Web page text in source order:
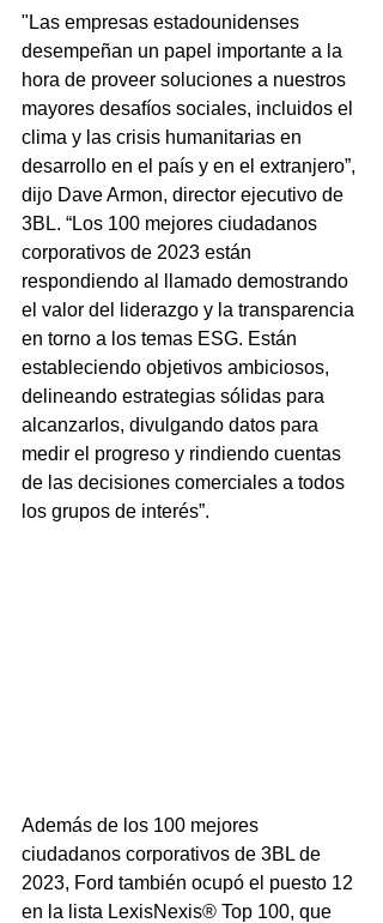
"Las empresas estadounidenses
desempeñan un papel importante a la
hora de proveer soluciones a nuestros
mayores desafíos sociales, incluidos el
clima y las crisis humanitarias en
desarrollo en el país y en el extranjero”,
dijo Dave Armon, director ejecutivo de
3BL. “Los 100 mejores ciudadanos
corporativos de 2023 están
respondiendo al llamado demostrando
el valor del liderazgo y la transparencia
en torno a los temas ESG. Están
estableciendo objetivos ambiciosos,
delineando estrategias sólidas para
alcanzarlos, divulgando datos para
medir el progreso y rindiendo cuentas
de las decisiones comerciales a todos
los grupos de interés”.
Además de los 100 mejores
ciudadanos corporativos de 3BL de
2023, Ford también ocupó el puesto 12
en la lista LexisNexis® Top 100, que